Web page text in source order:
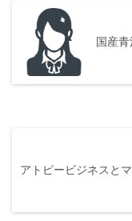
国産
アトピービジネスと